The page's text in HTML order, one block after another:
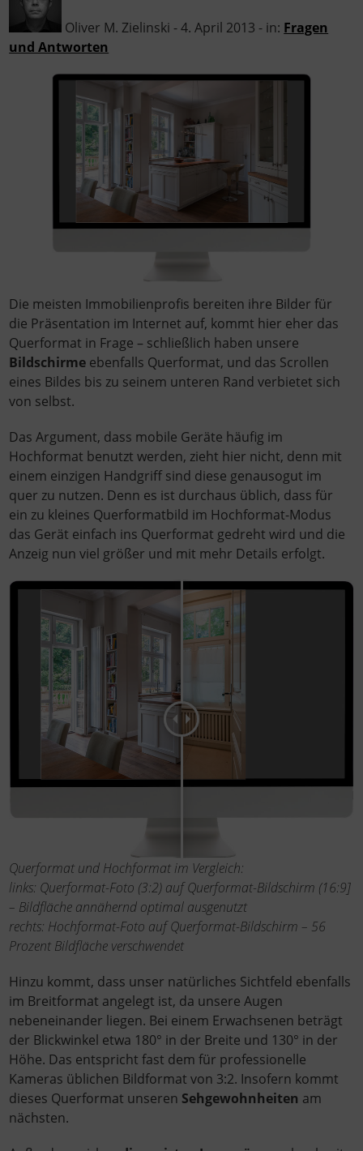
Oliver M. Zielinski -4. April 2013 - in: Fragen
und Antworten
Die meisten Immobilienprofis bereiten ihre Bilder für
die Präsentation im Internet auf, kommt hier eher das
Querformat in Frage – schließlich haben unsere
Bildschirme ebenfalls Querformat, und das Scrollen
eines Bildes bis zu seinem unteren Rand verbietet sich
von selbst.
Das Argument, dass mobile Geräte häufig im
Hochformat benutzt werden, zieht hier nicht, denn mit
einem einzigen Handgriff sind diese genausogut im
quer zu nutzen. Denn es ist durchaus üblich, dass für
ein zu kleines Querformatbild im Hochformat-Modus
das Gerät einfach ins Querformat gedreht wird und die
Anzeig nun viel größer und mit mehr Details erfolgt.
Querformat und Hochformat im Vergleich:
links: Querformat-Foto (3:2) auf Querformat-Bildschirm (16:9]
– Bildfläche annähernd optimal ausgenutzt
rechts: Hochformat-Foto auf Querformat-Bildschirm – 56
Prozent Bildfläche verschwendet
Hinzu kommt, dass unser natürliches Sichtfeld ebenfalls
im Breitformat angelegt ist, da unsere Augen
nebeneinander liegen. Bei einem Erwachsenen beträgt
der Blickwinkel etwa 180° in der Breite und 130° in der
Höhe. Das entspricht fast dem für professionelle
Kameras üblichen Bildformat von 3:2. Insofern kommt
dieses Querformat unseren Sehgewohnheiten am
nächsten.